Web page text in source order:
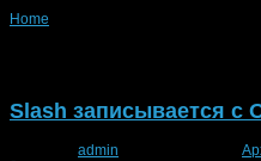
Home
Slash записывается с
admin